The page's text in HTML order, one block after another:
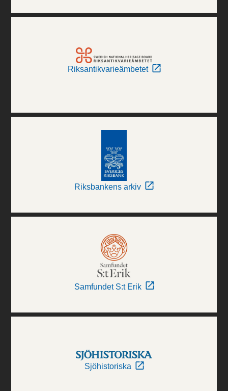
Riksantikvarieämbetet
Riksbankens arkiv
Samfundet S:t Erik
Sjöhistoriska